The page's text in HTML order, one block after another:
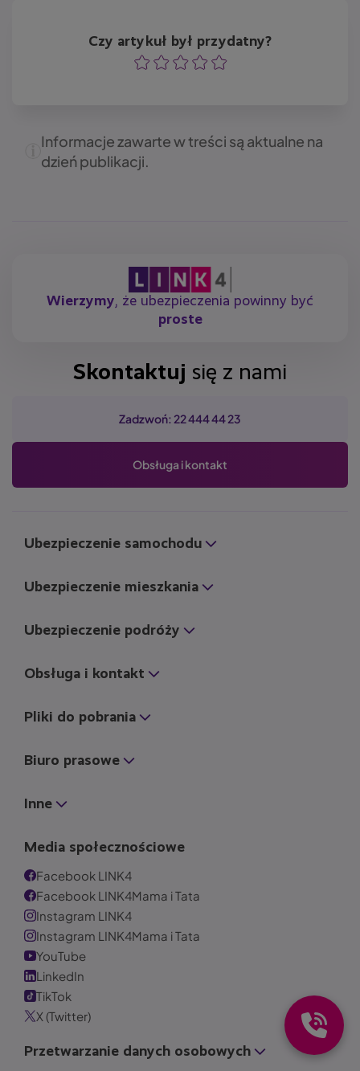
Czy artykuł był przydatny?
OcenaOcenaOcena
OcenaOcena
Informacje zawarte w treści są aktualne na
dzień publikacji.
Wierzymy, że ubezpieczenia powinny być
proste
Skontaktuj się z nami
Zadzwoń: 22 444 44 23
Obsługa i kontakt
Ubezpieczenie samochodu
Ubezpieczenie mieszkania
Ubezpieczenie podróży
Obsługa i kontakt
Pliki do pobrania
Biuro prasowe
Inne
Media społecznościowe
Facebook LINK4
Facebook LINK4Mama i Tata
Instagram LINK4
Instagram LINK4Mama i Tata
YouTube
LinkedIn
TikTok
X (Twitter)
Przetwarzanie danych osobowych